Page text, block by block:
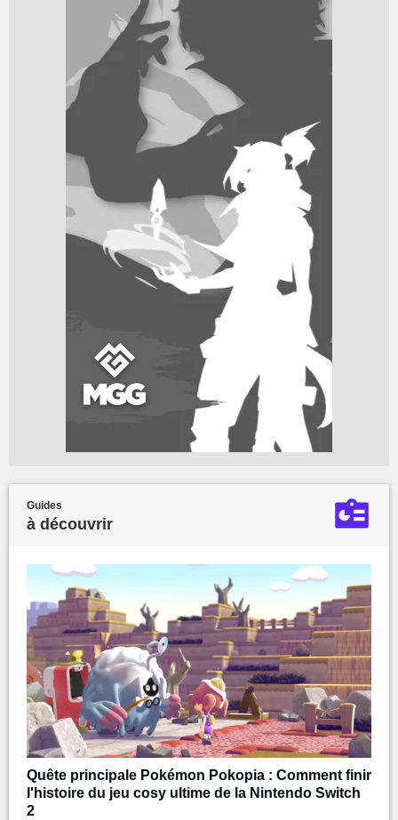
Guides
à découvrir
Quête principale Pokémon Pokopia : Comment finir
l'histoire du jeu cosy ultime de la Nintendo Switch
2